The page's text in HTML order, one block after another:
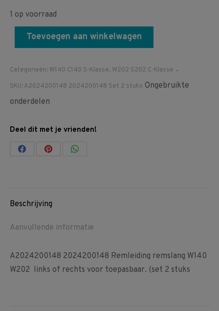
1 op voorraad
Toevoegen aan winkelwagen
Categorieën: W140 C140 S-Klasse, W202 S202 C-Klasse
SKU:A2024200148 2024200148 Set 2 stuks Ongebruikte
onderdelen
Deel dit met je vrienden!
Share Share Share
Beschrijving
Aanvullende informatie
A2024200148 2024200148 Remleiding remslang W140
W202 links of rechts voor toepasbaar. (set 2 stuks